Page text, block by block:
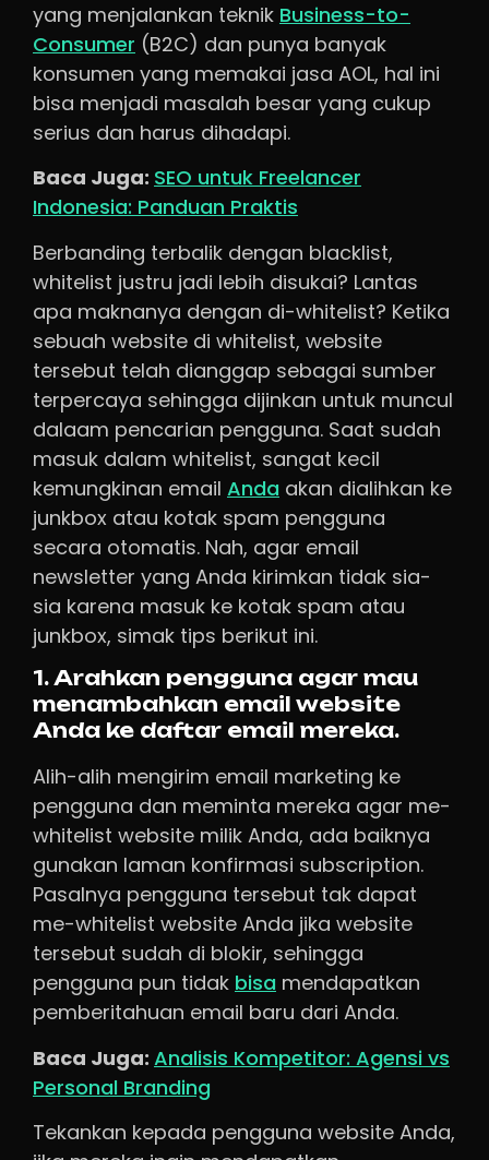
yang menjalankan teknik Business-to-
Consumer (B2C) dan punya banyak
konsumen yang memakai jasa AOL, hal ini
bisa menjadi masalah besar yang cukup
serius dan harus dihadapi.
Baca Juga: SEO untuk Freelancer
Indonesia: Panduan Praktis
Berbanding terbalik dengan blacklist,
whitelist justru jadi lebih disukai? Lantas
apa maknanya dengan di-whitelist? Ketika
sebuah website di whitelist, website
tersebut telah dianggap sebagai sumber
terpercaya sehingga dijinkan untuk muncul
dalaam pencarian pengguna. Saat sudah
masuk dalam whitelist, sangat kecil
kemungkinan email Anda akan dialihkan ke
junkbox atau kotak spam pengguna
secara otomatis. Nah, agar email
newsletter yang Anda kirimkan tidak sia-
sia karena masuk ke kotak spam atau
junkbox, simak tips berikut ini.
1. Arahkan pengguna agar mau
menambahkan email website
Anda ke daftar email mereka.
Alih-alih mengirim email marketing ke
pengguna dan meminta mereka agar me-
whitelist website milik Anda, ada baiknya
gunakan laman konfirmasi subscription.
Pasalnya pengguna tersebut tak dapat
me-whitelist website Anda jika website
tersebut sudah di blokir, sehingga
pengguna pun tidak bisa mendapatkan
pemberitahuan email baru dari Anda.
Baca Juga: Analisis Kompetitor: Agensi vs
Personal Branding
Tekankan kepada pengguna website Anda,